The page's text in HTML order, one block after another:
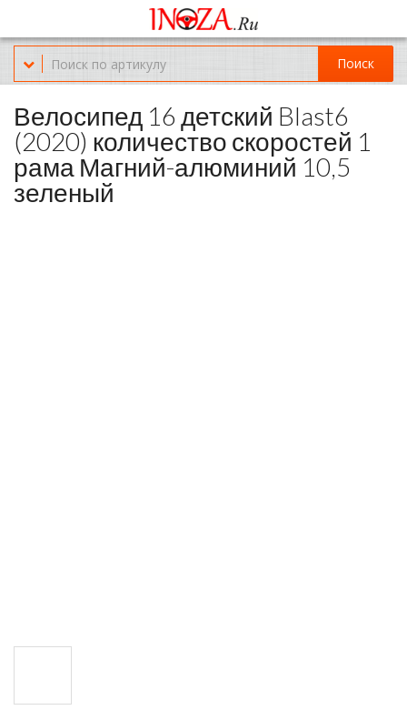
Офис обслуживания г.Краснодар (KRD) Куликова Поля 2 (магазин
Нож-мясо)
8-(967)-300-69-11
Поиск
Велосипед 16 детский Blast6
(2020) количество скоростей 1
рама Магний-алюминий 10,5
зеленый